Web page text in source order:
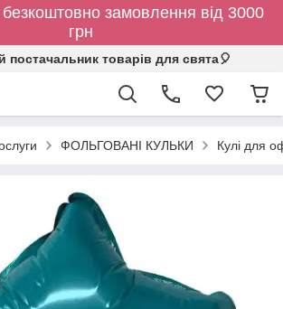
замовлення від 3000
грн
постачальник товарів для свята🎈
ФОЛЬГОВАНІ КУЛЬКИ Кулі для